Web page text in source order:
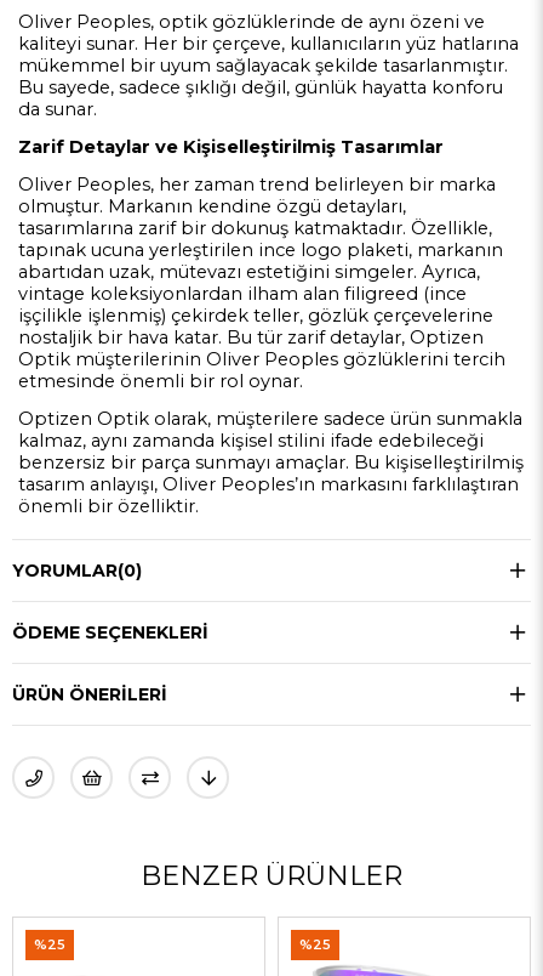
Oliver Peoples, optik gözlüklerinde de aynı özeni ve
kaliteyi sunar. Her bir çerçeve, kullanıcıların yüz hatlarına
mükemmel bir uyum sağlayacak şekilde tasarlanmıştır.
Bu sayede, sadece şıklığı değil, günlük hayatta konforu
da sunar.
Zarif Detaylar ve Kişiselleştirilmiş Tasarımlar
Oliver Peoples, her zaman trend belirleyen bir marka
olmuştur. Markanın kendine özgü detayları,
tasarımlarına zarif bir dokunuş katmaktadır. Özellikle,
tapınak ucuna yerleştirilen ince logo plaketi, markanın
abartıdan uzak, mütevazı estetiğini simgeler. Ayrıca,
vintage koleksiyonlardan ilham alan filigreed (ince
işçilikle işlenmiş) çekirdek teller, gözlük çerçevelerine
nostaljik bir hava katar. Bu tür zarif detaylar, Optizen
Optik müşterilerinin Oliver Peoples gözlüklerini tercih
etmesinde önemli bir rol oynar.
Optizen Optik olarak, müşterilere sadece ürün sunmakla
kalmaz, aynı zamanda kişisel stilini ifade edebileceği
benzersiz bir parça sunmayı amaçlar. Bu kişiselleştirilmiş
tasarım anlayışı, Oliver Peoples’ın markasını farklılaştıran
önemli bir özelliktir.
YORUMLAR(0)
ÖDEME SEÇENEKLERI
ÜRÜN ÖNERILERI
BENZER ÜRÜNLER